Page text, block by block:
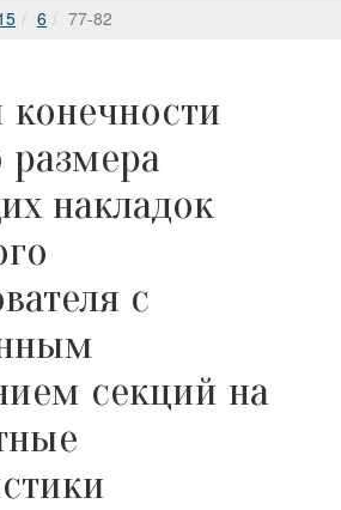
6 77-82
размера
накладок
с
секций на